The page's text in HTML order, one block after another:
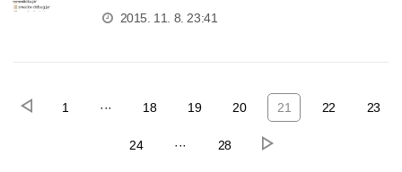
2015. 11. 8. 23:41
1 ··· 18 19 20 21 22 23
24 ··· 28